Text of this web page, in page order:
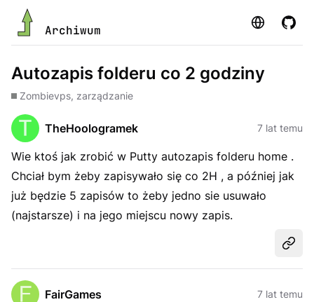
Archiwum Strona
Autozapis folderu co 2 godziny
Zombievps, zarządzanie
TheHoologramek 7 lat temu
Wie ktoś jak zrobić w Putty autozapis folderu home .
Chciał bym żeby zapisywało się co 2H , a później jak
już będzie 5 zapisów to żeby jedno sie usuwało
(najstarsze) i na jego miejscu nowy zapis.
FairGames 7 lat temu